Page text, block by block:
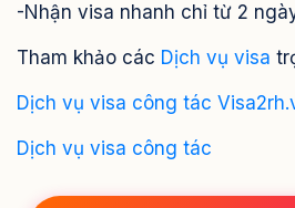
-Nhận visa nhanh chỉ từ 2
Tham khảo các Dịch vụ visa
Dịch vụ visa công tác
Dịch vụ visa công tác